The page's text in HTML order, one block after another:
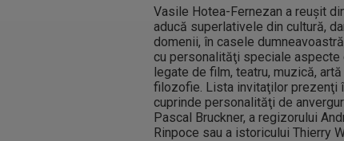
Vasile Hotea-Fernezan a reuşit
aducă superlativele din cultură,
domenii, în casele
cu personalităţi speciale aspecte
legate de film, teatru, muzică, artă
filozofie. Lista invitaţilor prezenţi
cuprinde personalităţi de
Pascal Bruckner, a regizorului
Rinpoce sau a istoricului Thierry